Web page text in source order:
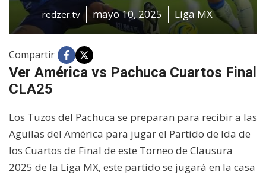
redzer.tv mayo 10, 2025 Liga MX
Compartir
Ver América vs Pachuca Cuartos Final
CLA25
Los Tuzos del Pachuca se preparan para recibir a las
Aguilas del América para jugar el Partido de Ida de
los Cuartos de Final de este Torneo de Clausura
2025 de la Liga MX, este partido se jugará en la casa